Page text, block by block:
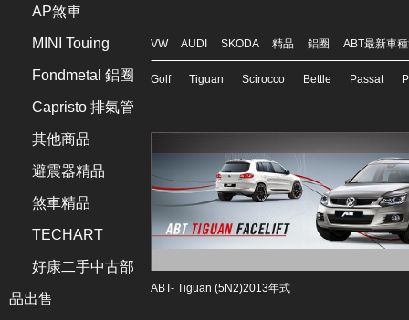
AP煞車
MINI Touing
Fondmetal 鋁圈
Capristo 排氣管
其他商品
避震器精品
煞車精品
TECHART
好康二手中古部
品出售
VW AUDI SKODA 精品 鋁圈 ABT最新車
Golf Tiguan Scirocco Bettle Passat
ABT- Tiguan (5N2)2013年式